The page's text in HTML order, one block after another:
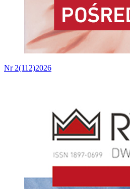
Nr 2(112)2026